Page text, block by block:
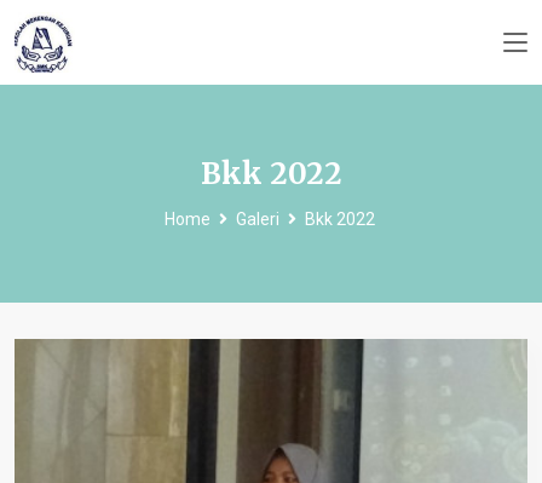
Bkk 2022
Home Galeri Bkk 2022